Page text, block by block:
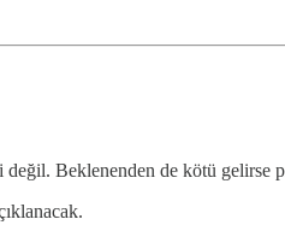
değil. Beklenenden de kötü gelirse